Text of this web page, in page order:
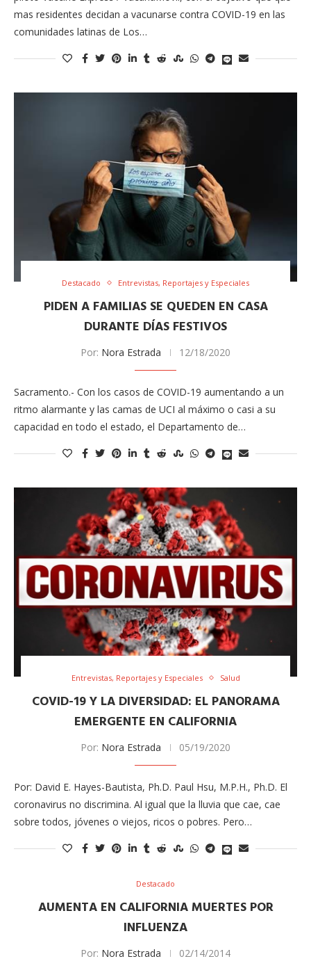
mas residentes decidan a vacunarse contra COVID-19 en las
comunidades latinas de Los…
Destacado Entrevistas, Reportajes y Especiales
PIDEN A FAMILIAS SE QUEDEN EN CASA
DURANTE DÍAS FESTIVOS
Por: Nora Estrada 12/18/2020
Sacramento.- Con los casos de COVID-19 aumentando a un
ritmo alarmante y las camas de UCI al máximo o casi a su
capacidad en todo el estado, el Departamento de…
Entrevistas, Reportajes y Especiales Salud
COVID-19 Y LA DIVERSIDAD: EL PANORAMA
EMERGENTE EN CALIFORNIA
Por: Nora Estrada 05/19/2020
Por: David E. Hayes-Bautista, Ph.D. Paul Hsu, M.P.H., Ph.D. El
coronavirus no discrimina. Al igual que la lluvia que cae, cae
sobre todos, jóvenes o viejos, ricos o pobres. Pero…
Destacado
AUMENTA EN CALIFORNIA MUERTES POR
INFLUENZA
Por: Nora Estrada 02/14/2014